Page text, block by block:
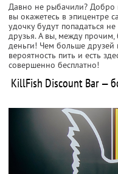
Давно не рыбачили? Добро
вы окажетесь в эпицентре
удочку будут попадаться
друзья. А вы, между прочим,
деньги! Чем больше друзей
вероятность пить и есть
совершенно бесплатно!
KillFish Discount Bar —